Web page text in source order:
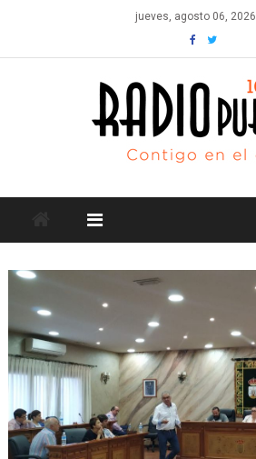
content
jueves, agosto 06, 2026